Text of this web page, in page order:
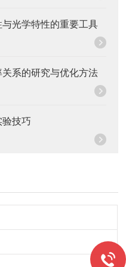
光学特性的重要工具
系的研究与优化方法
技巧